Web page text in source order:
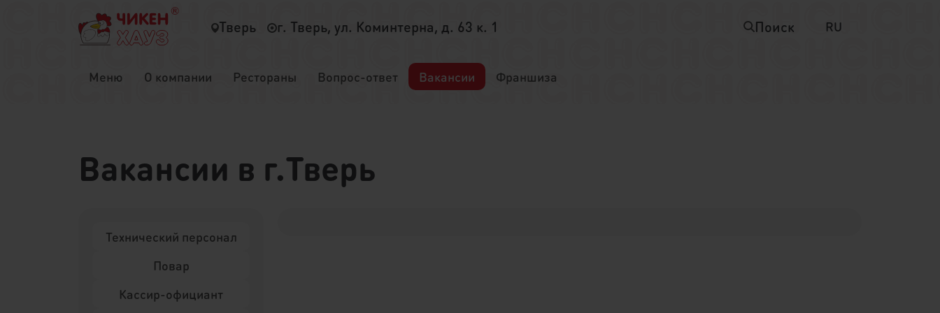
Тверь г. Тверь, ул. Коминтерна, д. 63 к. 1 Поиск RU
Меню О компании Рестораны Вопрос-ответ Вакансии Франшиза
Вакансии в г.Тверь
Технический персонал
Повар
Кассир-официант